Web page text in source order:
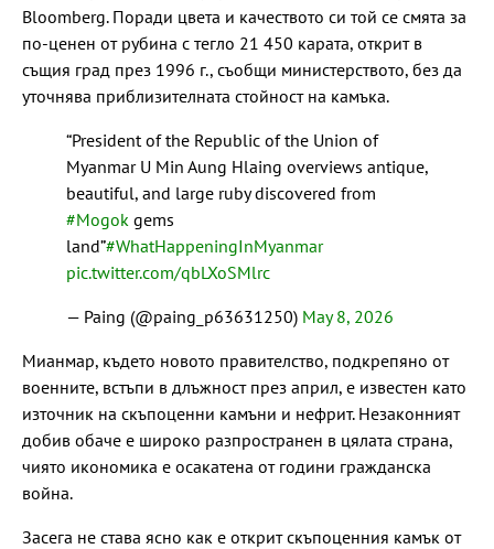
Bloomberg. Поради цвета и качеството си той се смята за
по-ценен от рубина с тегло 21 450 карата, открит в
същия град през 1996 г., съобщи министерството, без да
уточнява приблизителната стойност на камъка.
“President of the Republic of the Union of
Myanmar U Min Aung Hlaing overviews antique,
beautiful, and large ruby discovered from
#Mogok gems
land”#WhatHappeningInMyanmar
pic.twitter.com/qbLXoSMlrc
— Paing (@paing_p63631250) May 8, 2026
Мианмар, където новото правителство, подкрепяно от
военните, встъпи в длъжност през април, е известен като
източник на скъпоценни камъни и нефрит. Незаконният
добив обаче е широко разпространен в цялата страна,
чиято икономика е осакатена от години гражданска
война.
Засега не става ясно как е открит скъпоценния камък от